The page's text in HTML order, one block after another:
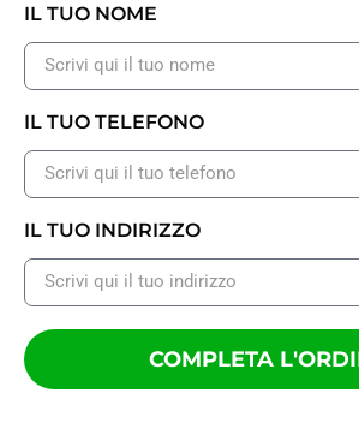
IL TUO NOME
IL TUO TELEFONO
IL TUO INDIRIZZO
COMPLETA